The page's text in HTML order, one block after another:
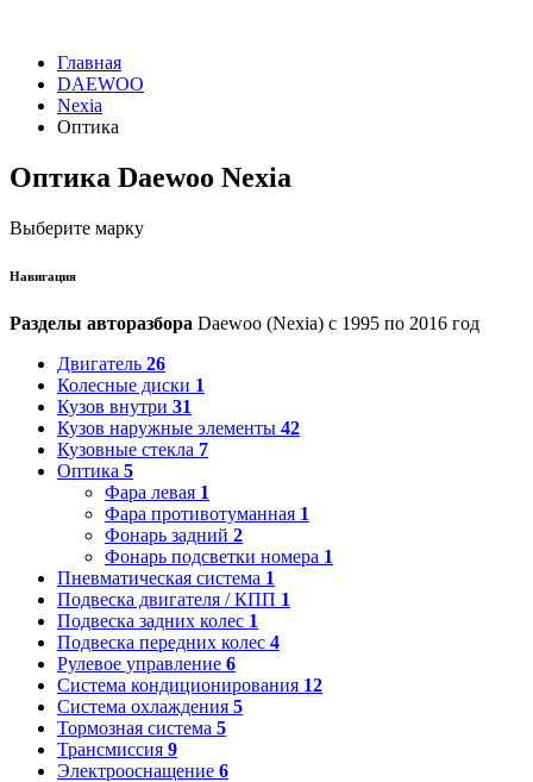
Главная
DAEWOO
Nexia
Оптика
Оптика Daewoo Nexia
Выберите марку
Навигация
Разделы авторазбора Daewoo (Nexia) с 1995 по 2016 год
Двигатель 26
Колесные диски 1
Кузов внутри 31
Кузов наружные элементы 42
Кузовные стекла 7
Оптика 5
Фара левая 1
Фара противотуманная 1
Фонарь задний 2
Фонарь подсветки номера 1
Пневматическая система 1
Подвеска двигателя / КПП 1
Подвеска задних колес 1
Подвеска передних колес 4
Рулевое управление 6
Система кондиционирования 12
Система охлаждения 5
Тормозная система 5
Трансмиссия 9
Электрооснащение 6